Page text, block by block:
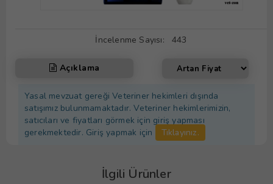
İncelenme Sayısı: 443
Açıklama
Yasal mevzuat gereği Veteriner hekimleri dışında
satışımız bulunmamaktadır. Veteriner hekimlerimizin,
satıcıları ve fiyatları görmek için giriş yapması
gerekmektedir. Giriş yapmak için
Tıklayınız.
İlgili Ürünler